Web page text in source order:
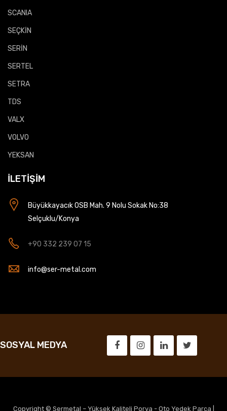
SCANIA
SEÇKİN
SERİN
SERTEL
SETRA
TDS
VALX
VOLVO
YEKSAN
İLETIŞIM
Büyükkayacık OSB Mah. 9 Nolu Sokak No:38
Selçuklu/Konya
+90 332 239 07 15
info@ser-metal.com
SOSYAL MEDYA
Copyright © Sermetal – Yüksek Kaliteli Porya - Oto Yedek Parça |